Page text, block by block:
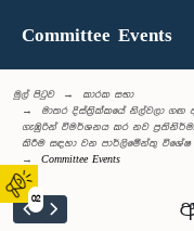
02
Committee Events
මුල් පිටුව
කාරක සභා
මාතර දිස්ත්‍රික්කයේ නිල්වලා
ගැඹුරින් විමර්ශනය කර නව
කිරීම සඳහා වන පාර්ලිමේන්තු විශේෂ
Committee Events